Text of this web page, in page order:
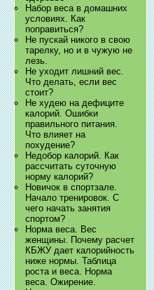
Набор веса в домашних
условиях. Как
поправиться?
Не пускай никого в свою
тарелку, но и в чужую не
лезь.
Не уходит лишний вес.
Что делать, если вес
стоит?
Не худею на дефиците
калорий. Ошибки
правильного питания.
Что влияет на
похудение?
Недобор калорий. Как
рассчитать суточную
норму калорий?
Новичок в спортзале.
Начало тренировок. С
чего начать занятия
спортом?
Норма веса. Вес
женщины. Почему расчет
КБЖУ дает калорийность
ниже нормы. Таблица
роста и веса. Норма
веса. Ожирение.